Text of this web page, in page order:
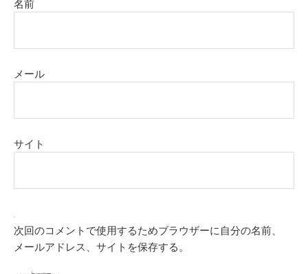
名前
メール
サイト
次回のコメントで使用するためブラウザーに自分の名前、
メールアドレス、サイトを保存する。